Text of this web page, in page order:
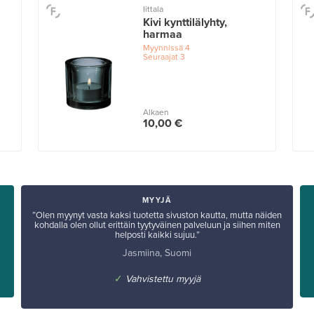
Iittala
Kivi kynttilälyhty,
harmaa
Myynnissä4
Seuraajat3
Alkaen
10,00 €
MYYJÄ
”Olen myynyt vasta kaksi tuotetta sivuston kautta, mutta näiden
kohdalla olen ollut erittäin tyytyväinen palveluun ja siihen miten
helposti kaikki sujuu.”
Jasmiina, Suomi
✓ Vahvistettu myyjä